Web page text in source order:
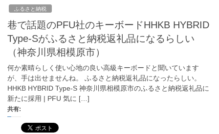
ふるさと納税
巷で話題のPFU社のキーボードHHKB HYBRID
Type-Sがふるさと納税返礼品になるらしい
（神奈川県相模原市）
何か素晴らしく使い心地の良い高級キーボードと聞いています
が、手は出せませんね。 ふるさと納税返礼品になったらしい。
HHKB HYBRID Type-S 神奈川県相模原市のふるさと納税返礼品に
新たに採用 | PFU 気に […]
共有: